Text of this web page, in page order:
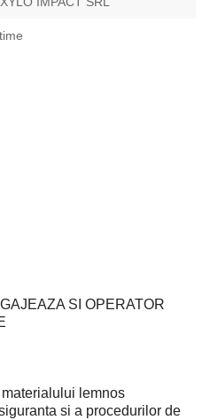
SI OPERATOR
lemnos
si a procedurilor de